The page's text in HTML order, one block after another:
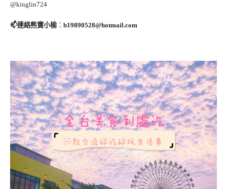
@kinglin724
📫連絡熊寶小榆： b19890528@hotmail.com